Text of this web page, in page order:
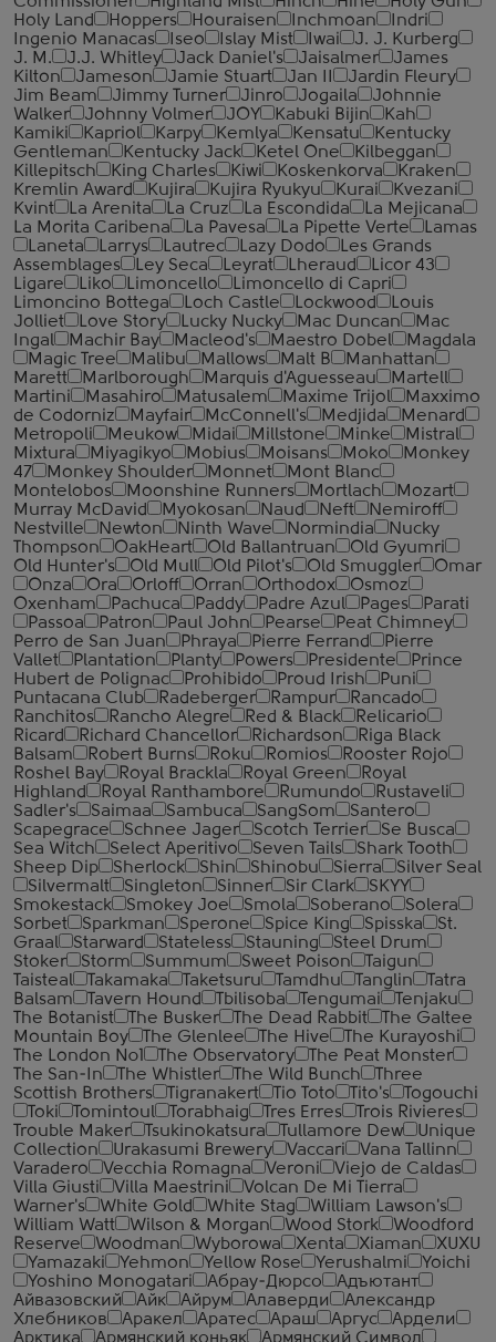
Holy Land
Hoppers Houraisen Inchmoan
Indri
Ingenio Manacas
Iseo Islay Mist Iwai
J. J. Kurberg
J. M.
J.J. Whitley Jack Daniel's Jaisalmer
James
Kilton
Jameson Jamie Stuart Jan II
Jardin Fleury
Jim Beam
Jimmy Turner Jinro Jogaila
Johnnie
Walker
Johnny Volmer JOY Kabuki Bijin
Kah
Kamiki
Kapriol Karpy Kemlya Kensatu
Kentucky
Gentleman
Kentucky Jack Ketel One
Kilbeggan
Killepitsch
King Charles Kiwi Koskenkorva
Kraken
Kremlin Award
Kujira Kujira Ryukyu Kurai
Kvezani
Kvint
La Arenita La Cruz La Escondida
La Mejicana
La Morita Caribena
La Pavesa La Pipette Verte
Lamas
Laneta
Larrys Lautrec Lazy Dodo
Les Grands
Assemblages
Ley Seca Leyrat Lheraud
Licor 43
Ligare
Liko Limoncello
Limoncello di Capri
Limoncino Bottega
Loch Castle Lockwood
Louis
Jolliet
Love Story Lucky Nucky Mac Duncan
Mac
Ingal
Machir Bay Macleod's Maestro Dobel
Magdala
Magic Tree
Malibu Mallows Malt B
Manhattan
Marett
Marlborough Marquis d'Aguesseau
Martell
Martini
Masahiro Matusalem Maxime Trijol
Maxximo
de Codorniz
Mayfair McConnell's Medjida
Menard
Metropoli
Meukow Midai Millstone Minke
Mistral
Mixtura
Miyagikyo Mobius Moisans Moko
Monkey
47
Monkey Shoulder Monnet
Mont Blanc
Montelobos
Moonshine Runners Mortlach
Mozart
Murray McDavid
Myokosan Naud Neft
Nemiroff
Nestville
Newton Ninth Wave Normindia
Nucky
Thompson
OakHeart Old Ballantruan
Old Gyumri
Old Hunter's
Old Mull Old Pilot's Old Smuggler
Omar
Onza
Ora Orloff Orran Orthodox
Osmoz
Oxenham
Pachuca Paddy Padre Azul Pages
Parati
Passoa
Patron Paul John Pearse
Peat Chimney
Perro de San Juan
Phraya Pierre Ferrand
Pierre
Vallet
Plantation Planty Powers Presidente
Prince
Hubert de Polignac
Prohibido Proud Irish
Puni
Puntacana Club
Radeberger Rampur
Rancado
Ranchitos
Rancho Alegre Red & Black
Relicario
Ricard
Richard Chancellor Richardson
Riga Black
Balsam
Robert Burns Roku Romios
Rooster Rojo
Roshel Bay
Royal Brackla Royal Green
Royal
Highland
Royal Ranthambore Rumundo
Rustaveli
Sadler's
Saimaa Sambuca SangSom
Santero
Scapegrace
Schnee Jager Scotch Terrier
Se Busca
Sea Witch
Select Aperitivo Seven Tails
Shark Tooth
Sheep Dip
Sherlock Shin Shinobu Sierra
Silver Seal
Silvermalt
Singleton Sinner Sir Clark
SKYY
Smokestack
Smokey Joe Smola Soberano
Solera
Sorbet
Sparkman Sperone Spice King Spisska
St.
Graal
Starward Stateless Stauning
Steel Drum
Stoker
Storm Summum Sweet Poison
Taigun
Taisteal
Takamaka Taketsuru Tamdhu Tanglin
Tatra
Balsam
Tavern Hound Tbilisoba Tengumai
Tenjaku
The Botanist
The Busker The Dead Rabbit
The Galtee
Mountain Boy
The Glenlee The Hive
The Kurayoshi
The London №1
The Observatory
The Peat Monster
The San-In
The Whistler The Wild Bunch
Three
Scottish Brothers
Tigranakert Tio Toto Tito's
Togouchi
Toki
Tomintoul Torabhaig Tres Erres
Trois Rivieres
Trouble Maker
Tsukinokatsura Tullamore Dew
Unique
Collection
Urakasumi Brewery Vaccari
Vana Tallinn
Varadero
Vecchia Romagna Veroni
Viejo de Caldas
Villa Giusti
Villa Maestrini
Volcan De Mi Tierra
Warner's
White Gold White Stag
William Lawson's
William Watt
Wilson & Morgan Wood Stork
Woodford
Reserve
Woodman Wyborowa Xenta Xiaman
XUXU
Yamazaki
Yehmon Yellow Rose Yerushalmi
Yoichi
Yoshino Monogatari
Абрау-Дюрсо
Адъютант
Айвазовский
Айк Айрум Алаверди
Александр
Хлебников
Аракел Аратес Араш Аргус
Ардели